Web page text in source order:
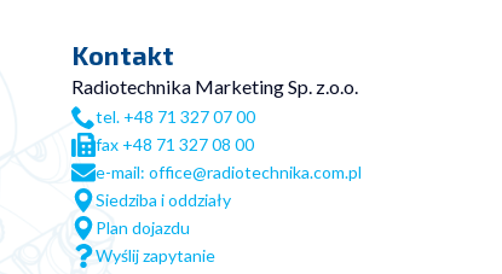
Kontakt
Radiotechnika Marketing Sp. z.o.o.
tel. +48 71 327 07 00
fax +48 71 327 08 00
e-mail: office@radiotechnika.com.pl
Siedziba i oddziały
Plan dojazdu
Wyślij zapytanie